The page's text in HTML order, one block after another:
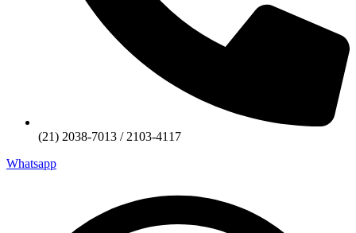
(21) 2038-7013 / 2103-4117
Whatsapp